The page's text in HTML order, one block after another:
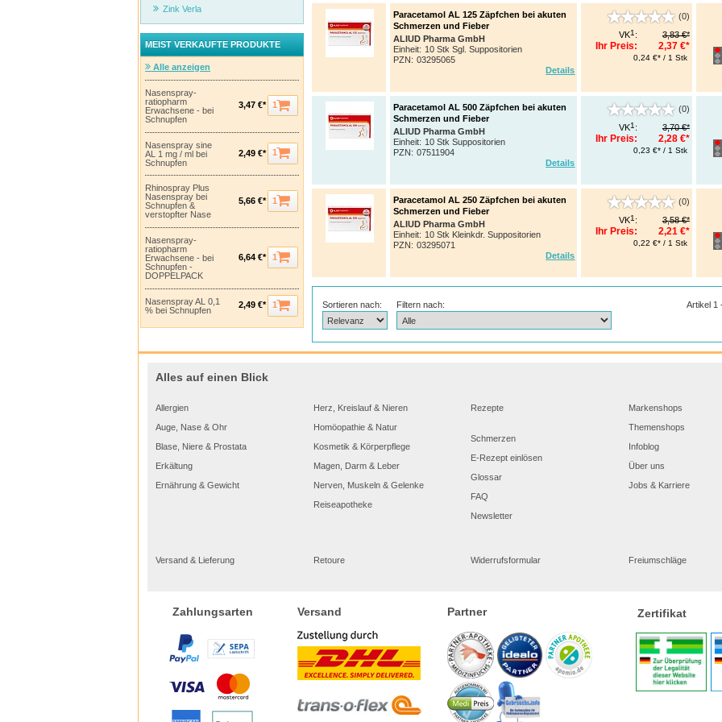
Paracetamol AL 125 Zäpfchen bei akuten
Schmerzen und Fieber
ALIUD Pharma GmbH
Einheit: 10 Stk Sgl. Suppositorien
PZN: 03295065
Details
(0)
VK1 : 3,83 €*
Ihr Preis: 2,37 €*
0,24 €* / 1 Stk
Paracetamol AL 500 Zäpfchen bei akuten
Schmerzen und Fieber
ALIUD Pharma GmbH
Einheit: 10 Stk Suppositorien
PZN: 07511904
Details
(0)
VK1 : 3,70 €*
Ihr Preis: 2,28 €*
0,23 €* / 1 Stk
Paracetamol AL 250 Zäpfchen bei akuten
Schmerzen und Fieber
ALIUD Pharma GmbH
Einheit: 10 Stk Kleinkdr. Suppositorien
PZN: 03295071
Details
(0)
VK1 : 3,58 €*
Ihr Preis: 2,21 €*
0,22 €* / 1 Stk
Sortieren nach: Filtern nach: Artikel 1
Zink Verla
MEIST VERKAUFTE PRODUKTE
Alle anzeigen
Nasenspray-
ratiopharm
Erwachsene - bei
Schnupfen
3,47 €* 1
Nasenspray sine
AL 1 mg / ml bei
Schnupfen
2,49 €* 1
Rhinospray Plus
Nasenspray bei
Schnupfen &
verstopfter Nase
5,66 €* 1
Nasenspray-
ratiopharm
Erwachsene - bei
Schnupfen -
DOPPELPACK
6,64 €* 1
Nasenspray AL 0,1
% bei Schnupfen
2,49 €* 1
Alles auf einen Blick
Allergien
Auge, Nase & Ohr
Blase, Niere & Prostata
Erkältung
Ernährung & Gewicht
Herz, Kreislauf & Nieren
Homöopathie & Natur
Kosmetik & Körperpflege
Magen, Darm & Leber
Nerven, Muskeln & Gelenke
Reiseapotheke
Rezepte
Schmerzen
E-Rezept einlösen
Glossar
FAQ
Newsletter
Markenshops
Themenshops
Infoblog
Über uns
Jobs & Karriere
Versand & Lieferung Retoure Widerrufsformular Freiumschläge
Zahlungsarten Versand Partner Zertifikat